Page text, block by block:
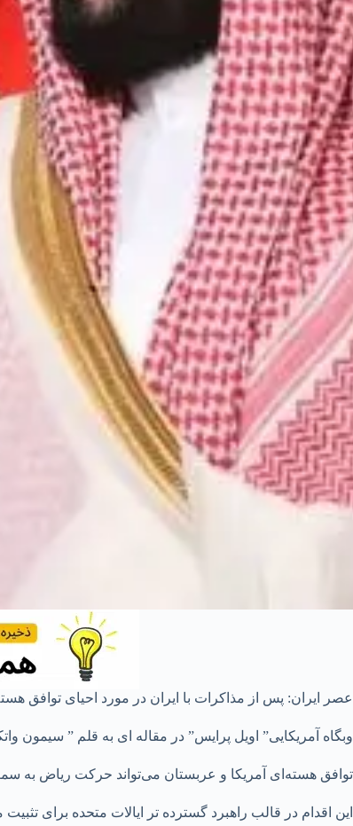
عصر ایران: پس از مذاکرات با ایران در مورد احیای توافق
وبگاه آمریکایی” اویل پرایس” در مقاله ای به قلم ” سیمون
توافق هسته‌ای آمریکا و عربستان می‌تواند حرکت ریاض به
این اقدام در قالب راهبرد گسترده تر ایالات متحده برای